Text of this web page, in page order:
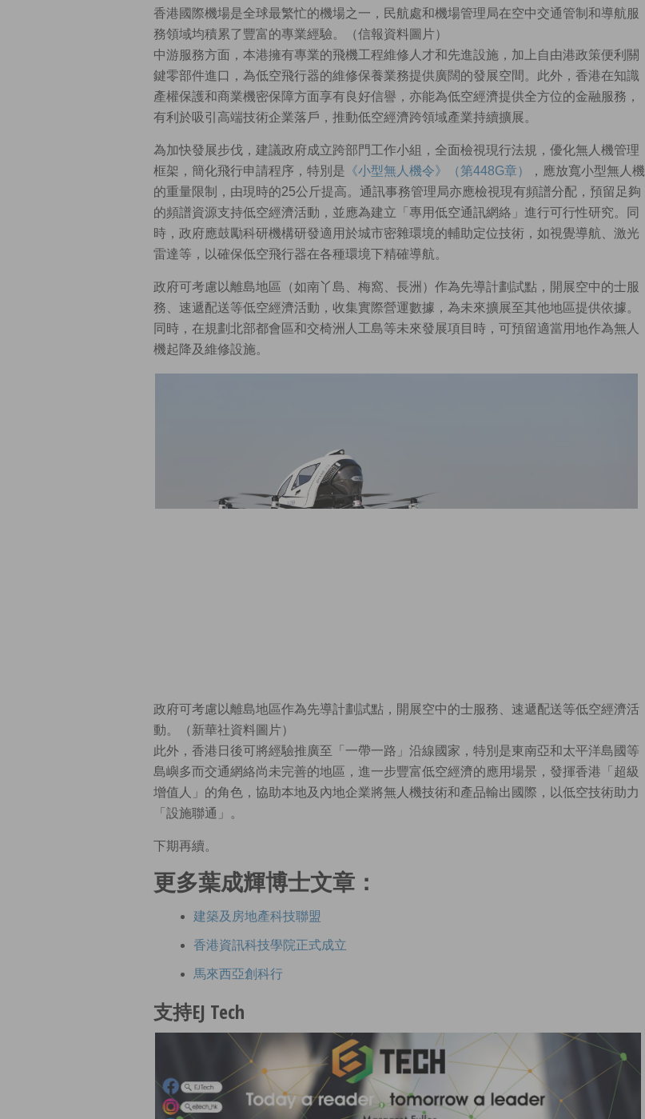
香港國際機場是全球最繁忙的機場之一，民航處和機場管理局在空中交通管制和導航服
務領域均積累了豐富的專業經驗。（信報資料圖片）
中游服務方面，本港擁有專業的飛機工程維修人才和先進設施，加上自由港政策便利關
鍵零部件進口，為低空飛行器的維修保養業務提供廣闊的發展空間。此外，香港在知識
產權保護和商業機密保障方面享有良好信譽，亦能為低空經濟提供全方位的金融服務，
有利於吸引高端技術企業落戶，推動低空經濟跨領域產業持續擴展。
為加快發展步伐，建議政府成立跨部門工作小組，全面檢視現行法規，優化無人機管理
框架，簡化飛行申請程序，特別是 《小型無人機令》（第448G章）
，應放寬小型無人機
的重量限制，由現時的25公斤提高。通訊事務管理局亦應檢視現有頻譜分配，預留足夠
的頻譜資源支持低空經濟活動，並應為建立「專用低空通訊網絡」進行可行性研究。同
時，政府應鼓勵科研機構研發適用於城市密雜環境的輔助定位技術，如視覺導航、激光
雷達等，以確保低空飛行器在各種環境下精確導航。
政府可考慮以離島地區（如南丫島、梅窩、長洲）作為先導計劃試點，開展空中的士服
務、速遞配送等低空經濟活動，收集實際營運數據，為未來擴展至其他地區提供依據。
同時，在規劃北部都會區和交椅洲人工島等未來發展項目時，可預留適當用地作為無人
機起降及維修設施。
政府可考慮以離島地區作為先導計劃試點，開展空中的士服務、速遞配送等低空經濟活
動。（新華社資料圖片）
此外，香港日後可將經驗推廣至「一帶一路」沿線國家，特別是東南亞和太平洋島國等
島嶼多而交通網絡尚未完善的地區，進一步豐富低空經濟的應用場景，發揮香港「超級
增值人」的角色，協助本地及內地企業將無人機技術和產品輸出國際，以低空技術助力
「設施聯通」。
下期再續。
更多葉成輝博士文章：
建築及房地產科技聯盟
香港資訊科技學院正式成立
馬來西亞創科行
支持EJ Tech